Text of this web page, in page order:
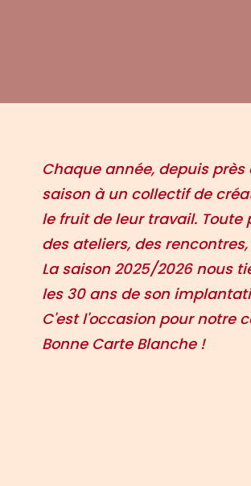
Chaque année, depuis
saison à un collectif de
le fruit de leur travail.
des ateliers, des
La saison 2025/2026 nous
les 30 ans de son
C'est l'occasion pour notre
Bonne Carte Blanche !